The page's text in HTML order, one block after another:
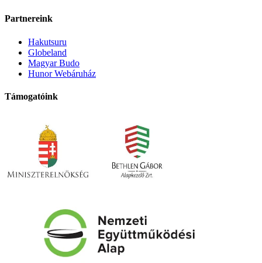
Partnereink
Hakutsuru
Globeland
Magyar Budo
Hunor Webáruház
Támogatóink